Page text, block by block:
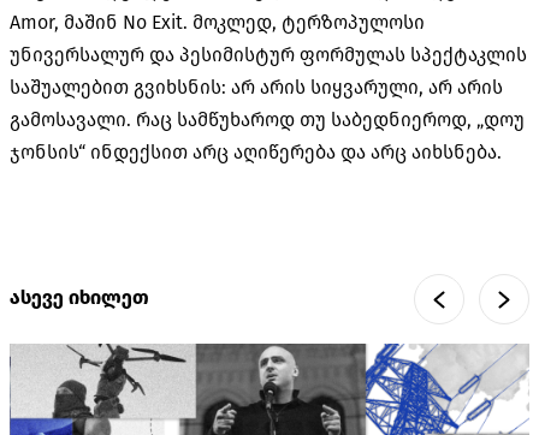
Amor, მაშინ No Exit. მოკლედ, ტერზოპულოსი
უნივერსალურ და პესიმისტურ ფორმულას სპექტაკლის
საშუალებით გვიხსნის: არ არის სიყვარული, არ არის
გამოსავალი. რაც სამწუხაროდ თუ საბედნიეროდ, „დოუ
ჯონსის“ ინდექსით არც აღიწერება და არც აიხსნება.
ასევე იხილეთ